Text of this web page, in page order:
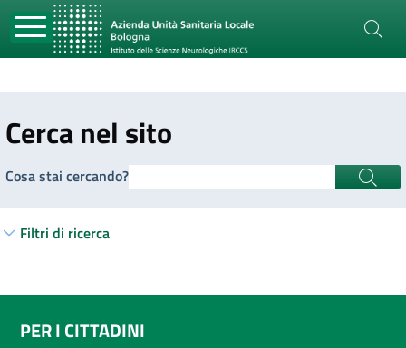
Cerca nel sito
Cosa stai cercando?
Filtri di ricerca
PER I CITTADINI